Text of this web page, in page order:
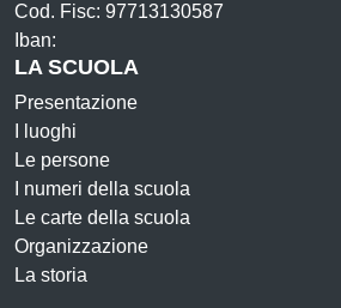
Cod. Fisc: 97713130587
Iban:
LA SCUOLA
Presentazione
I luoghi
Le persone
I numeri della scuola
Le carte della scuola
Organizzazione
La storia